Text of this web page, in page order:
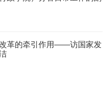
革的牵引作用——访国家发